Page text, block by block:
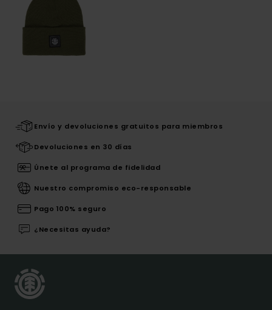
Envío y devoluciones gratuitos para miembros
Devoluciones en 30 días
Únete al programa de fidelidad
Nuestro compromiso eco-responsable
Pago 100% seguro
¿Necesitas ayuda?